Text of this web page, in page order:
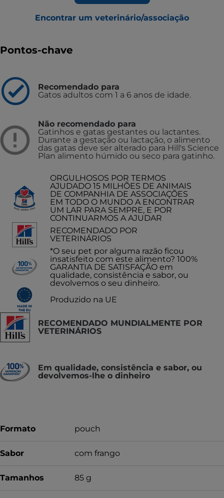
Encontrar um veterinário/associação
Pontos-chave
Recomendado para
Gatos adultos com 1 a 6 anos de idade.
Não recomendado para
Gatinhos e gatas gestantes ou lactantes.
Durante a gestação ou lactação, o alimento
das gatas deve ser alterado para Hill's Science
Plan alimento húmido ou seco para gatinho.
ORGULHOSOS POR TERMOS
AJUDADO 15 MILHÕES DE ANIMAIS
DE COMPANHIA DE ASSOCIAÇÕES
EM TODO O MUNDO A ENCONTRAR
UM LAR PARA SEMPRE, E POR
CONTINUARMOS A AJUDAR
RECOMENDADO POR
VETERINÁRIOS
*O seu pet por alguma razão ficou
insatisfeito com este alimento? 100%
GARANTIA DE SATISFAÇÃO em
qualidade, consistência e sabor, ou
devolvemos o seu dinheiro.
Produzido na UE
RECOMENDADO MUNDIALMENTE POR
VETERINÁRIOS
Em qualidade, consistência e sabor, ou
devolvemos-lhe o dinheiro
Formato pouch
Sabor com frango
Tamanhos 85 g